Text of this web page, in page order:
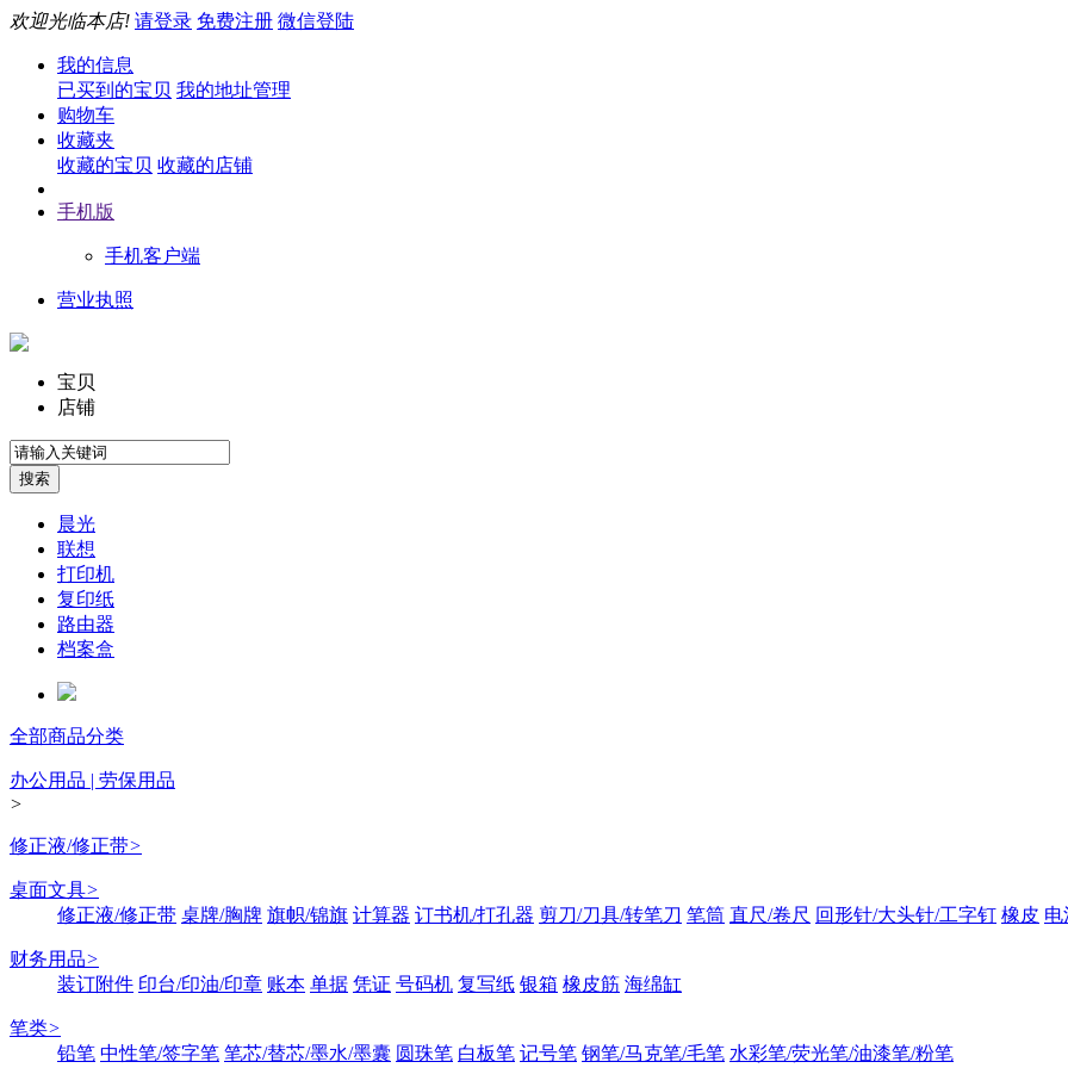
欢迎光临本店! 请登录 免费注册 微信登陆
我的信息
已买到的宝贝 我的地址管理
购物车
收藏夹
收藏的宝贝 收藏的店铺
手机版
手机客户端
营业执照
宝贝
店铺
晨光
联想
打印机
复印纸
路由器
档案盒
全部商品分类
办公用品 | 劳保用品
>
修正液/修正带>
桌面文具>
修正液/修正带 桌牌/胸牌 旗帜/锦旗 计算器 订书机/打孔器 剪刀/刀具/转笔刀 笔筒 直尺/卷尺 回形针/大头针/工字钉 橡皮 电
财务用品>
装订附件 印台/印油/印章 账本 单据 凭证 号码机 复写纸 银箱 橡皮筋 海绵缸
笔类>
铅笔 中性笔/签字笔 笔芯/替芯/墨水/墨囊 圆珠笔 白板笔 记号笔 钢笔/马克笔/毛笔 水彩笔/荧光笔/油漆笔/粉笔